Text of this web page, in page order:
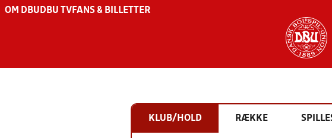
OM DBU DBU TV FANS & BILLETTER
KLUB/HOLD RÆKKE